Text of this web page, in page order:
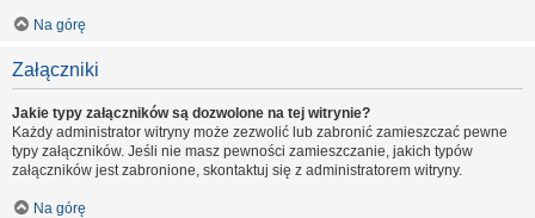
Na górę
Załączniki
Jakie typy załączników są dozwolone na tej witrynie?
Każdy administrator witryny może zezwolić lub zabronić zamieszczać pewne
typy załączników. Jeśli nie masz pewności zamieszczanie, jakich typów
załączników jest zabronione, skontaktuj się z administratorem witryny.
Na górę